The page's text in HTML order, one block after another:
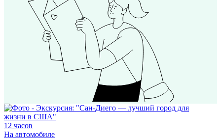
12 часов
На автомобиле